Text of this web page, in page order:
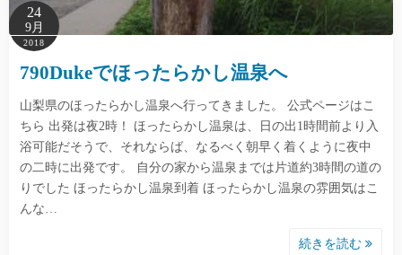
24
9月
2018
790Dukeでほったらかし温泉へ
山梨県のほったらかし温泉へ行ってきました。 公式ページはこ
ちら 出発は夜2時！ ほったらかし温泉は、日の出1時間前より入
浴可能だそうで、それならば、なるべく朝早く着くように夜中
の二時に出発です。 自分の家から温泉までは片道約3時間の道の
りでした ほったらかし温泉到着 ほったらかし温泉の雰囲気はこ
んな…
続きを読む